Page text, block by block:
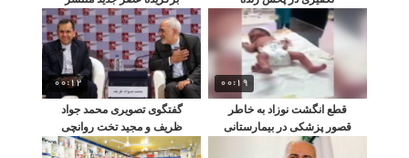
تلویزیونی
شد!!
00:19
قطع انگشت نوزاد به خاطر
قصور پزشکی در بیمارستانی
در شهریار!!
00:12
گفتگوی تصویری محمد جواد
ظریف و مجید تخت روانچی
در بیمارستان در نیویورک